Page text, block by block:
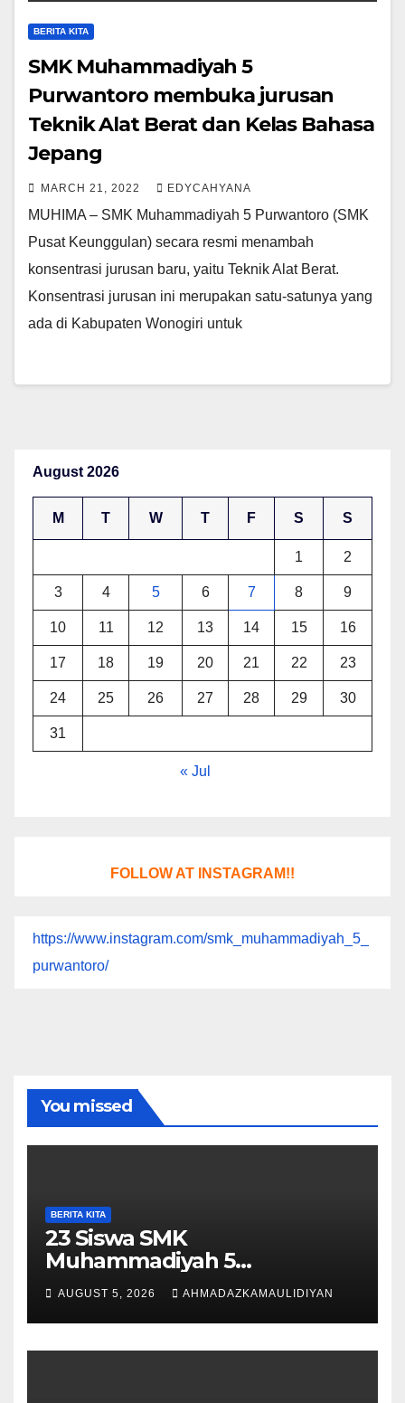
BERITA KITA
SMK Muhammadiyah 5
Purwantoro membuka jurusan
Teknik Alat Berat dan Kelas Bahasa
Jepang
MARCH 21, 2022 EDYCAHYANA
MUHIMA – SMK Muhammadiyah 5 Purwantoro (SMK
Pusat Keunggulan) secara resmi menambah
konsentrasi jurusan baru, yaitu Teknik Alat Berat.
Konsentrasi jurusan ini merupakan satu-satunya yang
ada di Kabupaten Wonogiri untuk
August 2026
M T W T F S S
1 2
3 4 5 6 7 8 9
10 11 12 13 14 15 16
17 18 19 20 21 22 23
24 25 26 27 28 29 30
31
« Jul
FOLLOW AT INSTAGRAM!!
https://www.instagram.com/smk_muhammadiyah_5_
purwantoro/
You missed
BERITA KITA
23 Siswa SMK
Muhammadiyah 5
Purwantoro Terpilih Menjadi
Pengibar Bendera HUT ke-81
RI Tingkat Kecamatan
Purwantoro
AUGUST 5, 2026 AHMADAZKAMAULIDIYAN